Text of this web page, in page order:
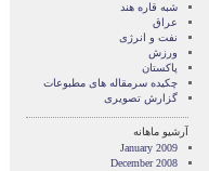
شبه قاره هند
عراق
نفت و انرژی
ورزش
پاکستان
چکیده سرمقاله های مطبوعات
گزارش تصويری
آرشیو ماهانه
January 2009
December 2008